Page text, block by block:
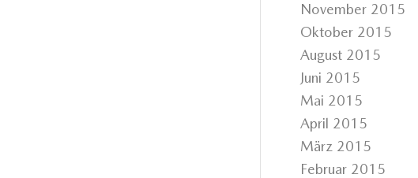
November 2015
Oktober 2015
August 2015
Juni 2015
Mai 2015
April 2015
März 2015
Februar 2015